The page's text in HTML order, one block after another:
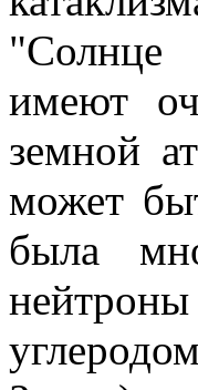
"Солнце
имеют
земной
может
была